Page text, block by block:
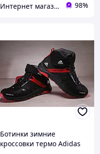
Интернет магазин Семицвет 98%
Ботинки зимние
кроссовки термо Adidas